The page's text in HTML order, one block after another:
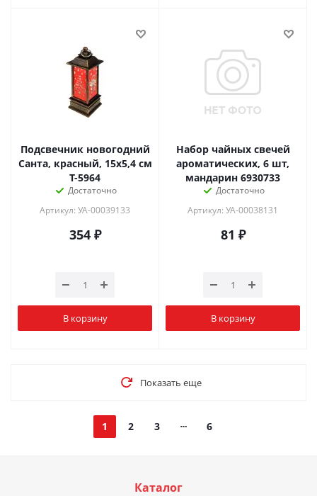
Подсвечник новогодний
Санта, красный, 15х5,4 см
Т-5964
Достаточно
Артикул: УА-00039133
354₽
В корзину
Набор чайных свечей
ароматических, 6 шт,
мандарин 6930733
Достаточно
Артикул: УА-00038131
81 ₽
В корзину
Показать еще
1 2 3 6
Каталог